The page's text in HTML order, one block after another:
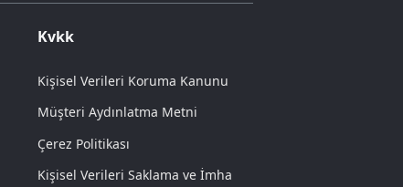
Kvkk
Kişisel Verileri Koruma Kanunu
Müşteri Aydınlatma Metni
Çerez Politikası
Kişisel Verileri Saklama ve İmha